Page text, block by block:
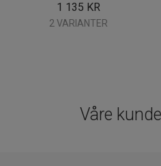
1 135 KR
2 VARIANTER
Våre